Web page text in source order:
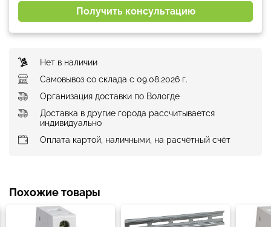
Получить консультацию
Нет в наличии
Самовывоз со склада с 09.08.2026 г.
Организация доставки по Вологде
Доставка в другие города рассчитывается
индивидуально
Оплата картой, наличными, на расчётный счёт
Похожие товары